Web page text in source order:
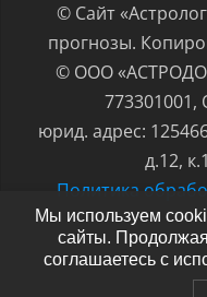
© Сайт
прогнозы.
© ООО
773301001,
юрид. адрес:
д.12,
Политика
Мы используем
сайты. Продолжая
соглашаетесь с